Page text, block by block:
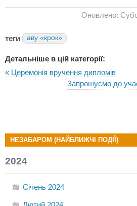
Оновлено:
теги аву «крок»
Детальніше в цій категорії:
« Церемонія вручення дипломів
Запрошуємо до
НЕЗАБАРОМ (НАЙБЛИЖЧІ ПОДІЇ)
2024
Січень 2024